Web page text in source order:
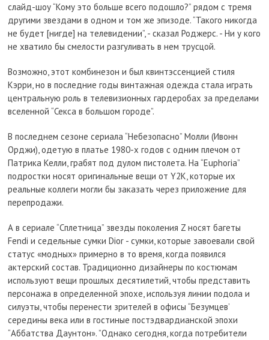
слайд-шоу “Кому это больше всего подошло?” рядом с тремя
другими звездами в одном и том же эпизоде. “Такого никогда
не будет [нигде] на телевидении”, - сказал Роджерс. - Ни у кого
не хватило бы смелости разгуливать в нем трусцой.
Возможно, этот комбинезон и был квинтэссенцией стиля
Кэрри, но в последние годы винтажная одежда стала играть
центральную роль в телевизионных гардеробах за пределами
вселенной “Секса в большом городе”.
В последнем сезоне сериала “Небезопасно” Молли (Ивонн
Орджи), одетую в платье 1980-х годов с одним плечом от
Патрика Келли, грабят под дулом пистолета. На “Euphoria”
подростки носят оригинальные вещи от Y2K, которые их
реальные коллеги могли бы заказать через приложение для
перепродажи.
А в сериале “Сплетница” звезды поколения Z носят багеты
Fendi и седельные сумки Dior - сумки, которые завоевали свой
статус «модных» примерно в то время, когда появился
актерский состав. Традиционно дизайнеры по костюмам
используют вещи прошлых десятилетий, чтобы представить
персонажа в определенной эпохе, используя линии подола и
силуэты, чтобы перенести зрителей в офисы “Безумцев’
середины века или в гостиные постэдвардианской эпохи
“Аббатства Даунтон». ”Однако сегодня, когда потребители